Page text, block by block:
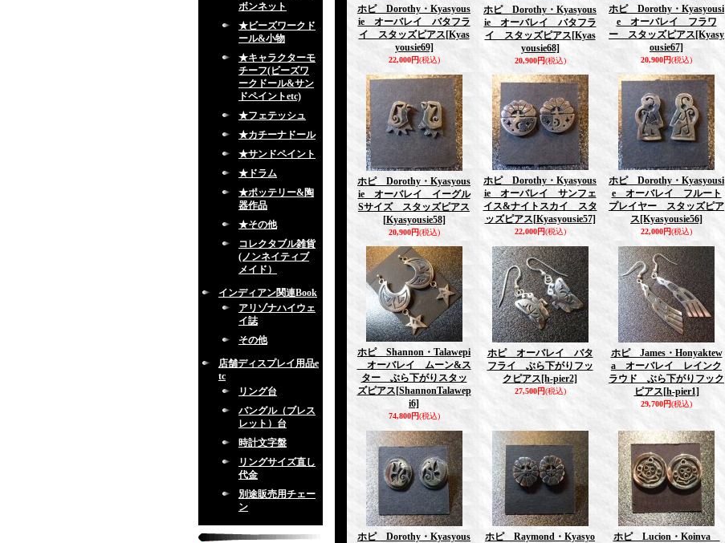
ボンネット
★ビーズワークド
ール&小物
★キャラクターモ
チーフ(ビーズワ
ークドール&サン
ドペイントetc)
★フェテッシュ
★カチーナドール
★サンドペイント
★ドラム
★ポッテリー&陶
器作品
★その他
コレクタブル雑貨
(ノンネイティブ
メイド）
インディアン関連Book
アリゾナハイウェ
イ誌
その他
店舗ディスプレイ用品e
tc
リング台
バングル（ブレス
レット）台
時計文字盤
リングサイズ直し
代金
別途販売用チェー
ン
ホピ Dorothy・Kyasyous
ie オーバレイ バタフラ
イ スタッズピアス [Kyas
yousie69]
22,000円(税込)
ホピ Dorothy・Kyasyous
ie オーバレイ バタフラ
イ スタッズピアス [Kyas
yousie68]
20,900円(税込)
ホピ Dorothy・Kyasyousi
e オーバレイ フラワ
ー スタッズピアス [Kyasy
ousie67]
20,900円(税込)
ホピ Dorothy・Kyasyous
ie オーバレイ イーグル
Sサイズ スタッズピアス
[Kyasyousie58]
20,900円(税込)
ホピ Dorothy・Kyasyous
ie オーバレイ サンフェ
イス&ナイトスカイ スタ
ッズピアス [Kyasyousie57]
22,000円(税込)
ホピ Dorothy・Kyasyousi
e オーバレイ フルート
プレイヤー スタッズピア
ス [Kyasyousie56]
22,000円(税込)
ホピ Shannon・Talawepi
オーバレイ ムーン&ス
ター ぶら下がりスタッ
ズピアス [ShannonTalawep
i6]
74,800円(税込)
ホピ オーバレイ バタ
フライ ぶら下がりフッ
クピアス [h-pier2]
27,500円(税込)
ホピ James・Honyaktew
a オーバレイ レインク
ラウド ぶら下がりフック
ピアス [h-pier1]
29,700円(税込)
ホピ Dorothy・Kyasyous
ホピ Raymond・Kyasyo
ホピ Lucion・Koinva